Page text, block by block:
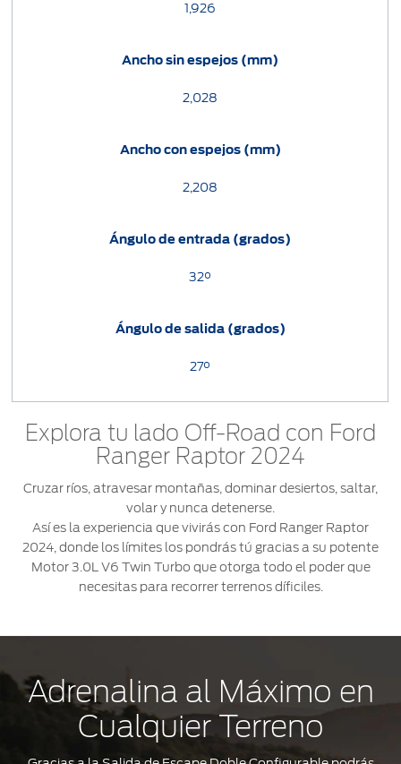
1,926
Ancho sin espejos (mm)
2,028
Ancho con espejos (mm)
2,208
Ángulo de entrada (grados)
32°
Ángulo de salida (grados)
27°
Explora tu lado Off-Road con Ford
Ranger Raptor 2024
Cruzar ríos, atravesar montañas, dominar desiertos, saltar,
volar y nunca detenerse.
Así es la experiencia que vivirás con Ford Ranger Raptor
2024, donde los límites los pondrás tú gracias a su potente
Motor 3.0L V6 Twin Turbo que otorga todo el poder que
necesitas para recorrer terrenos díficiles.
Adrenalina al Máximo en
Cualquier Terreno